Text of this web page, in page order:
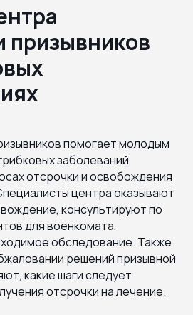
призывников
помогает молодым
заболеваний
отсрочки и освобождения
центра оказывают
консультируют по
для военкомата,
обследование. Также
решений призывной
какие шаги следует
отсрочки на лечение.